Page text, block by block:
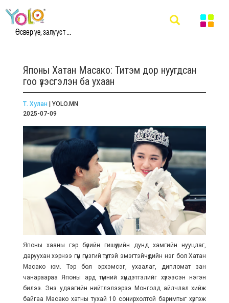
Өсвөр үе, залууст ...
Японы Хатан Масако: Титэм дор нуугдсан
гоо үзэсгэлэн ба ухаан
Т. Хулан | YOLO.MN
2025-07-09
Японы хааны гэр бүлийн гишүүдийн дунд хамгийн нууцлаг,
даруухан хэрнээ гүн гүнзгий түүхтэй эмэгтэйчүүдийн нэг бол Хатан
Масако юм. Тэр бол эрхэмсэг, ухаалаг, дипломат зан
чанараараа Японы ард түмний хүндэтгэлийг хүлээсэн нэгэн
билээ. Энэ удаагийн нийтлэлээрээ Монголд айлчлал хийж
байгаа Масако хатны тухай 10 сонирхолтой баримтыг хүргэж